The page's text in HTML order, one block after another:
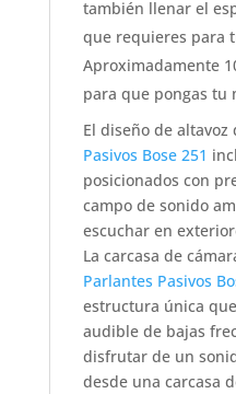
también llenar el
que requieres para
Aproximadamente
para que pongas tu
El diseño de altavoz
Pasivos Bose 251
posicionados con
campo de sonido
escuchar en
La carcasa de
Parlantes Pasivos
estructura única
audible de bajas
disfrutar de un
desde una carcasa